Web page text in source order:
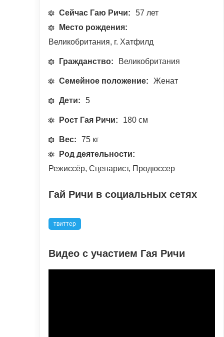
Сейчас Гаю Ричи:
57 лет
Место рождения:
Великобритания, г. Хатфилд
Гражданство: Великобритания
Семейное положение: Женат
Дети: 5
Рост Гая Ричи: 180 см
Вес:
75 кг
Род деятельности:
Режиссёр, Сценарист, Продюссер
Гай Ричи в социальных сетях
твиттер
Видео с участием Гая Ричи